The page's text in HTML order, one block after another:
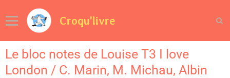
Croqu'livre
Le bloc notes de Louise T3 I love
London / C. Marin, M. Michau, Albin